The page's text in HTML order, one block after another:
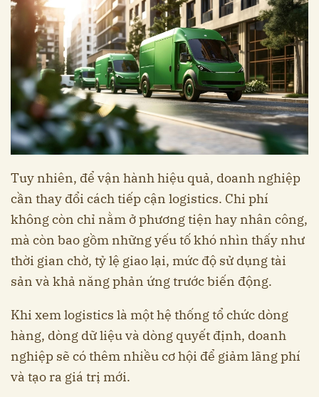
Tuy nhiên, để vận hành hiệu quả, doanh nghiệp
cần thay đổi cách tiếp cận logistics. Chi phí
không còn chỉ nằm ở phương tiện hay nhân công,
mà còn bao gồm những yếu tố khó nhìn thấy như
thời gian chờ, tỷ lệ giao lại, mức độ sử dụng tài
sản và khả năng phản ứng trước biến động.
Khi xem logistics là một hệ thống tổ chức dòng
hàng, dòng dữ liệu và dòng quyết định, doanh
nghiệp sẽ có thêm nhiều cơ hội để giảm lãng phí
và tạo ra giá trị mới.